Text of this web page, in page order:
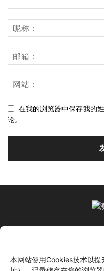
本网站使用Cookies技术以
在我的浏览器中保存我的
论。